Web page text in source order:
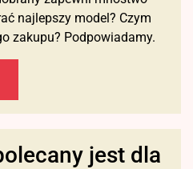
najlepszy model? Czym
zakupu? Podpowiadamy.
jest dla